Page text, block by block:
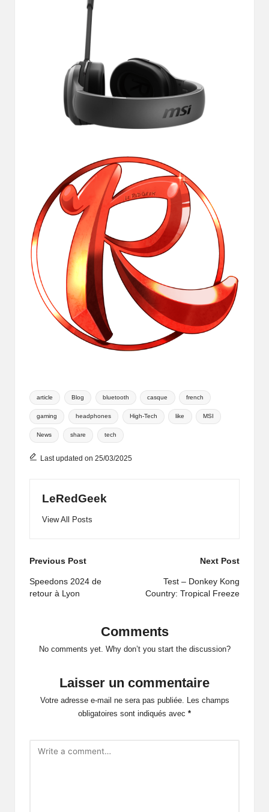
Tags:
article Blog bluetooth casque french
gaming headphones High-Tech like MSI
News share tech
Last updated on 25/03/2025
LeRedGeek
View All Posts
Post
navigation
Previous Post
Speedons 2024 de
retour à Lyon
Next Post
Test – Donkey Kong
Country: Tropical Freeze
Comments
No comments yet. Why don’t you start the discussion?
Laisser un commentaire
Votre adresse e-mail ne sera pas publiée.
Les champs
obligatoires sont indiqués avec *